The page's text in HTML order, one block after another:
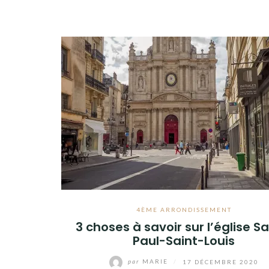
4ÈME ARRONDISSEMENT
3 choses à savoir sur l’église
Paul-Saint-Louis
par MARIE 17 DÉCEMBRE 2020